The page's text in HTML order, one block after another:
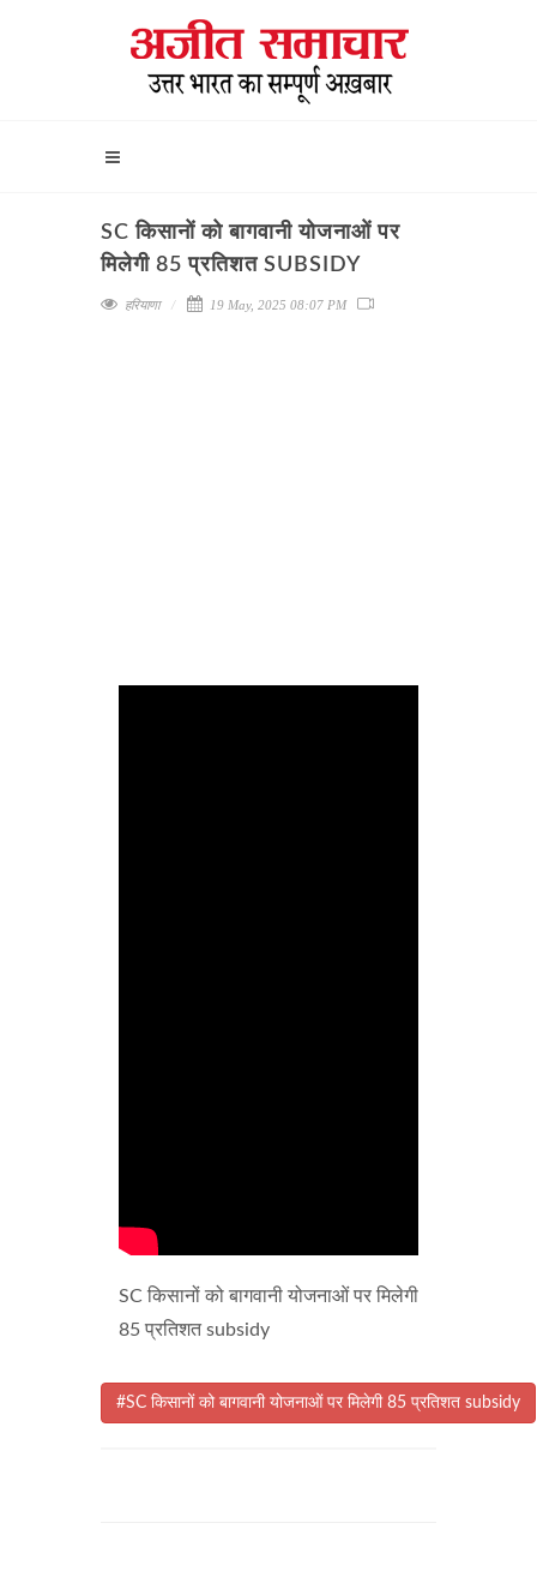
SC किसानों को बागवानी योजनाओं पर
मिलेगी 85 प्रतिशत SUBSIDY
हरियाणा 19 May, 2025 08:07 PM
SC किसानों को बागवानी योजनाओं पर मिलेगी
85 प्रतिशत subsidy
#SC किसानों को बागवानी योजनाओं पर मिलेगी 85 प्रतिशत subsidy